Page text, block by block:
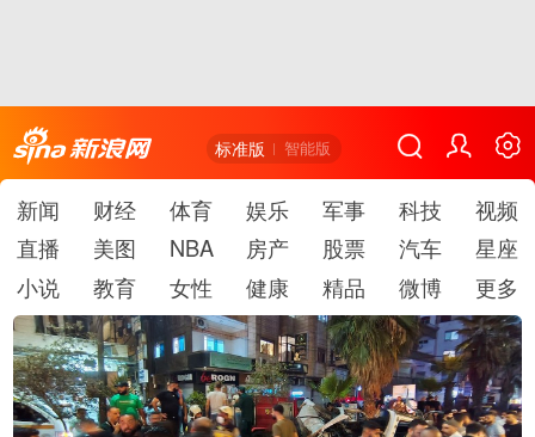
标准版 智能版
新闻 财经 体育 娱乐 军事 科技
视频
直播
美图 NBA 房产 股票 汽车
星座
小说
教育 女性 健康 精品 微博 更多